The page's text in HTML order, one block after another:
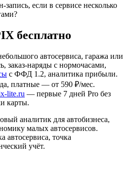
если в сервисе несколько
бесплатно
автосервиса, гаража или
заказ-наряды с нормочасами,
с ФФД 1.2, аналитика прибыли.
платные — от 590 ₽/мес.
lite.ru — первые 7 дней Pro без
карты.
аналитик для автобизнеса,
малых автосервисов.
автосервиса, точка
учёт.